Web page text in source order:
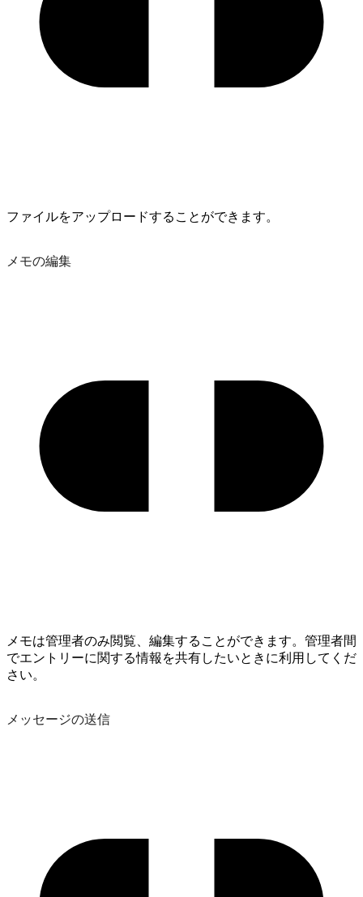
ファイルをアップロードすることができます。
メモの編集
メモは管理者のみ閲覧、編集することができます。管理者間
でエントリーに関する情報を共有したいときに利用してくだ
さい。
メッセージの送信